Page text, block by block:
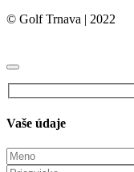
© Golf Trnava | 2022
Vaše údaje